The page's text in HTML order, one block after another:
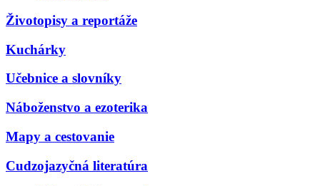
Životopisy a reportáže
Kuchárky
Učebnice a slovníky
Náboženstvo a ezoterika
Mapy a cestovanie
Cudzojazyčná literatúra